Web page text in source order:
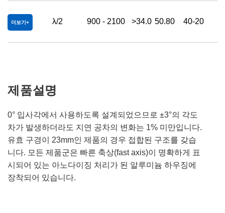
더보기 λ/2 900 - 2100 >34.0 50.80 40-20
제품설명
0° 입사각에서 사용하도록 설계되었으므로 ±3°의 각도
차가 발생하더라도 지연 공차의 변화는 1% 미만입니다.
유효 구경이 23mm인 제품의 경우 접합된 구조를 갖습
니다. 모든 제품군은 빠른 축상(fast axis)이 명확하게 표
시되어 있는 아노다이징 처리가 된 알루미늄 하우징에
장착되어 있습니다.